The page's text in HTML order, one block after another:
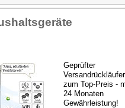
Geprüfter
Versandrückläufer
zum Top-Preis -
24 Monaten
Gewährleistung!